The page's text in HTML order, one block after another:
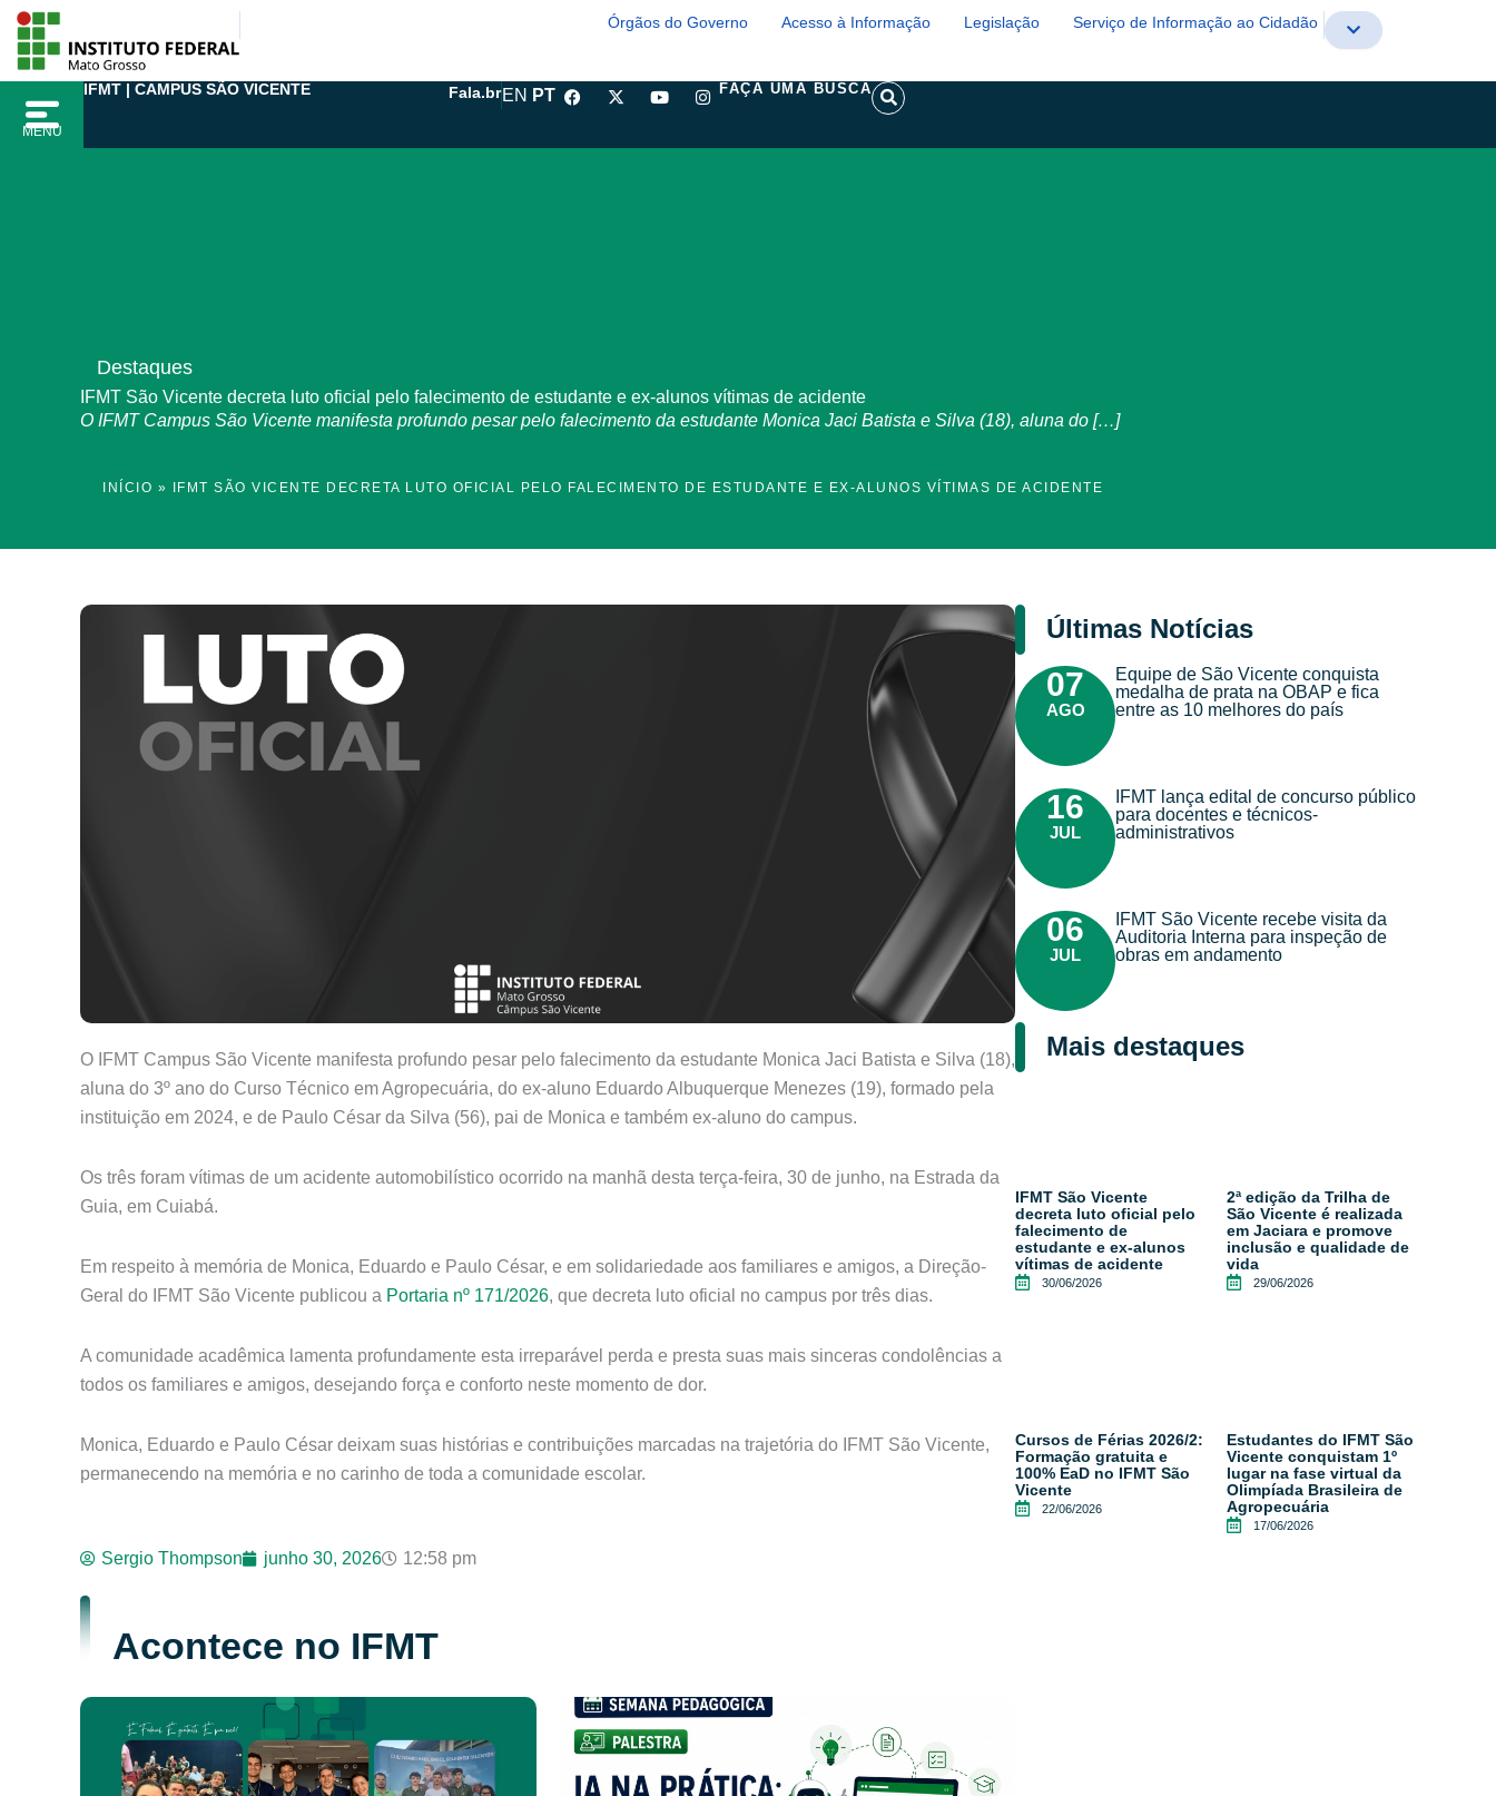
para
conteúdo
Órgãos do Governo Acesso à Informação Legislação Serviço de Informação ao Cidadão
MENU
IFMT | CAMPUS SÃO VICENTE Fala.brEN PT
F
a
X
-
Y
o
I
n
FAÇA UMA BUSCA
S
e
Destaques
IFMT São Vicente decreta luto oficial pelo falecimento de estudante e ex-alunos vítimas de acidente
O IFMT Campus São Vicente manifesta profundo pesar pelo falecimento da estudante Monica Jaci Batista e Silva (18), aluna do […]
INÍCIO » IFMT SÃO VICENTE DECRETA LUTO OFICIAL PELO FALECIMENTO DE ESTUDANTE E EX-ALUNOS VÍTIMAS DE ACIDENTE
O IFMT Campus São Vicente manifesta profundo pesar pelo falecimento da estudante Monica Jaci Batista e Silva (18),
aluna do 3º ano do Curso Técnico em Agropecuária, do ex-aluno Eduardo Albuquerque Menezes (19), formado pela
instituição em 2024, e de Paulo César da Silva (56), pai de Monica e também ex-aluno do campus.
Os três foram vítimas de um acidente automobilístico ocorrido na manhã desta terça-feira, 30 de junho, na Estrada da
Guia, em Cuiabá.
Em respeito à memória de Monica, Eduardo e Paulo César, e em solidariedade aos familiares e amigos, a Direção-
Geral do IFMT São Vicente publicou a Portaria nº 171/2026, que decreta luto oficial no campus por três dias.
A comunidade acadêmica lamenta profundamente esta irreparável perda e presta suas mais sinceras condolências a
todos os familiares e amigos, desejando força e conforto neste momento de dor.
Monica, Eduardo e Paulo César deixam suas histórias e contribuições marcadas na trajetória do IFMT São Vicente,
permanecendo na memória e no carinho de toda a comunidade escolar.
Sergio Thompson junho 30, 2026 12:58 pm
Acontece no IFMT
Últimas Notícias
07
AGO
Equipe de São Vicente conquista
medalha de prata na OBAP e fica
entre as 10 melhores do país
16
JUL
IFMT lança edital de concurso público
para docentes e técnicos-
administrativos
06
JUL
IFMT São Vicente recebe visita da
Auditoria Interna para inspeção de
obras em andamento
Mais destaques
IFMT São Vicente
decreta luto oficial pelo
falecimento de
estudante e ex-alunos
vítimas de acidente
30/06/2026
2ª edição da Trilha de
São Vicente é realizada
em Jaciara e promove
inclusão e qualidade de
vida
29/06/2026
Cursos de Férias 2026/2:
Formação gratuita e
100% EaD no IFMT São
Vicente
22/06/2026
Estudantes do IFMT São
Vicente conquistam 1º
lugar na fase virtual da
Olimpíada Brasileira de
Agropecuária
17/06/2026